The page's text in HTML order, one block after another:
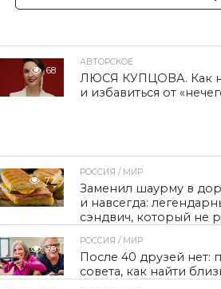
68
АВТОРСКОЕ
ЛЮСЯ КУПЦОВА. Как
и избавиться от
72
РОССИЯ / МИР
Заменил шаурму в
и навсегда:
сэндвич, который не
39
РОССИЯ / МИР
После 40 друзей нет:
совета, как найти